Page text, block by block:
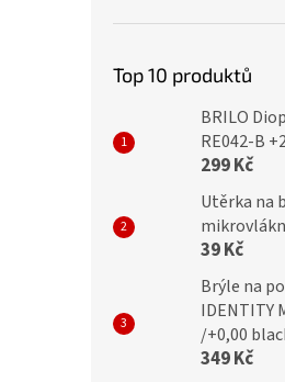
Top 10 produktů
BRILO
RE042-B
299 Kč
Utěrka na
39 Kč
Brýle na
IDENTITY
/+0,00
349 Kč